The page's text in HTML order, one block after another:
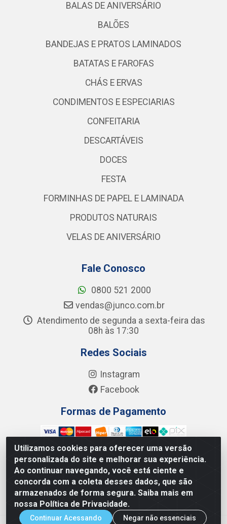
Utilizamos cookies para oferecer uma versão
personalizada do site e melhorar sua experiência.
Ao continuar navegando, você está ciente e
concorda com a coleta desses dados, que são
armazenados de forma segura. Saiba mais em
nossa Política de Privacidade.
Continuar Acessando Negar não essenciais
BALAS DE ANIVERSÁRIO
BALÕES
BANDEJAS E PRATOS LAMINADOS
BATATAS E FAROFAS
CHÁS E ERVAS
CONDIMENTOS E ESPECIARIAS
CONFEITARIA
DESCARTÁVEIS
DOCES
FESTA
FORMINHAS DE PAPEL E LAMINADA
PRODUTOS NATURAIS
VELAS DE ANIVERSÁRIO
Fale Conosco
0800 521 2000
vendas@junco.com.br
Atendimento de segunda a sexta-feira das
08h às 17:30
Redes Sociais
Instagram
Facebook
Formas de Pagamento
Junco Industria e Comercio Ltda - R. Lineu Anterino
Mariano, 505 - Distrito Industrial, Uberlândia - MG CEP
38.402-346 - CNPJ: 66.312.653/0001-14